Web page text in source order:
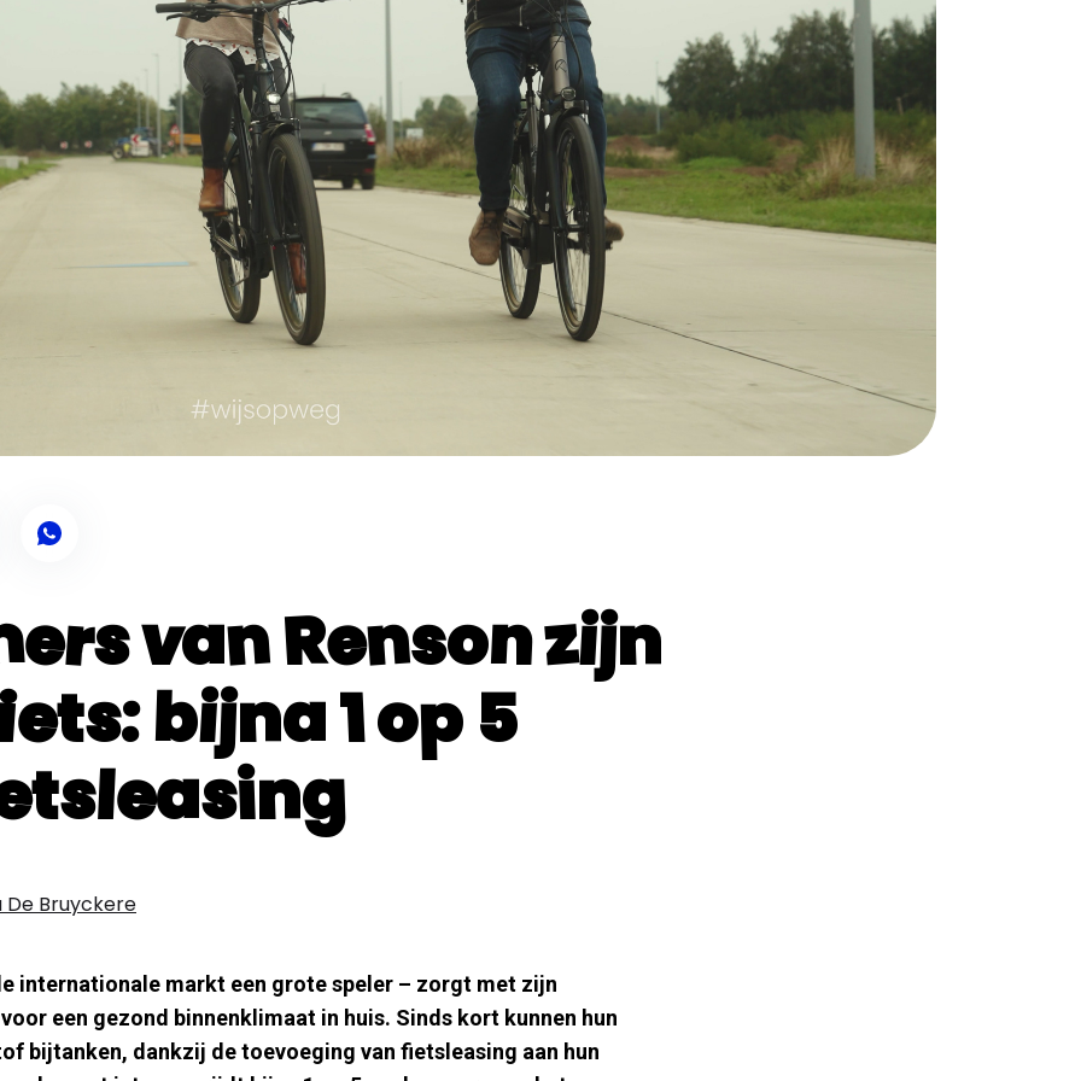
van Renson zijn
bijna 1 op 5
De Bruyckere
internationale markt een grote speler – zorgt met zijn
een gezond binnenklimaat in huis. Sinds kort kunnen hun
bijtanken, dankzij de toevoeging van fietsleasing aan hun